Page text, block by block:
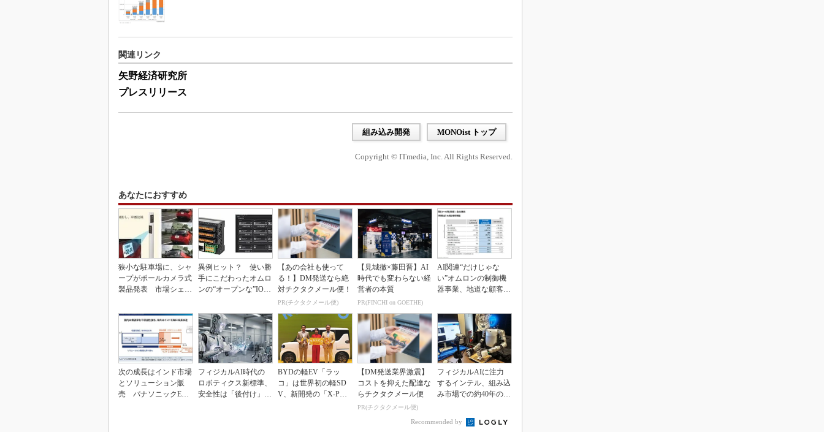
関連リンク
矢野経済研究所
プレスリリース
組み込み開発 MONOist トップ
Copyright © ITmedia, Inc. All Rights Reserved.
あなたにおすすめ
狭小な駐車場に、シャ
ープがポールカメラ式
製品発表 市場シェア
異例ヒット？ 使い勝
手にこだわったオムロ
ンの“オープンな”IO-L
【あの会社も使って
る！】DM発送なら絶
対チクタクメール便！
PR(チクタクメール便)
【見城徹×藤田晋】AI
時代でも変わらない経
営者の本質
PR(FINCHI on GOETHE)
AI関連“だけじゃな
い”オムロンの制御機
器事業、地道な顧客基
次の成長はインド市場
とソリューション販
売 パナソニックEW
フィジカルAI時代の
ロボティクス新標準、
安全性は「後付け」で
BYDの軽EV「ラッ
コ」は世界初の軽SD
V、新開発の「X-PAC
【DM発送業界激震】
コストを抑えた配達な
らチクタクメール便
PR(チクタクメール便)
フィジカルAIに注力
するインテル、組み込
み市場での約40年の実
Recommended by